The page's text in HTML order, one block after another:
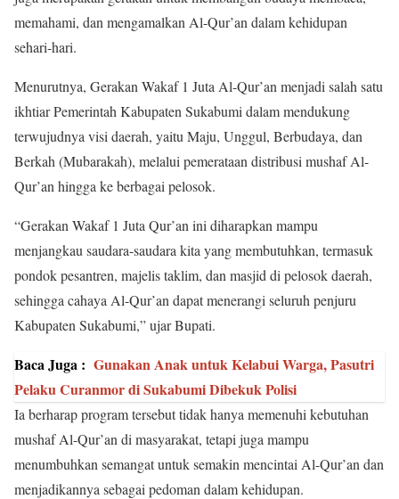
memahami, dan mengamalkan Al-Qur’an dalam kehidupan
sehari-hari.
Menurutnya, Gerakan Wakaf 1 Juta Al-Qur’an menjadi salah satu
ikhtiar Pemerintah Kabupaten Sukabumi dalam mendukung
terwujudnya visi daerah, yaitu Maju, Unggul, Berbudaya, dan
Berkah (Mubarakah), melalui pemerataan distribusi mushaf Al-
Qur’an hingga ke berbagai pelosok.
“Gerakan Wakaf 1 Juta Qur’an ini diharapkan mampu
menjangkau saudara-saudara kita yang membutuhkan, termasuk
pondok pesantren, majelis taklim, dan masjid di pelosok daerah,
sehingga cahaya Al-Qur’an dapat menerangi seluruh penjuru
Kabupaten Sukabumi,” ujar Bupati.
Baca Juga : Gunakan Anak untuk Kelabui Warga, Pasutri
Pelaku Curanmor di Sukabumi Dibekuk Polisi
Ia berharap program tersebut tidak hanya memenuhi kebutuhan
mushaf Al-Qur’an di masyarakat, tetapi juga mampu
menumbuhkan semangat untuk semakin mencintai Al-Qur’an dan
menjadikannya sebagai pedoman dalam kehidupan.